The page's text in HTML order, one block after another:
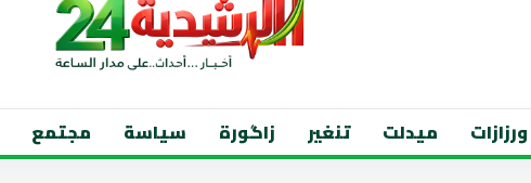
ورزازات ميدلت تنغير زاگورة سياسة مجتمع